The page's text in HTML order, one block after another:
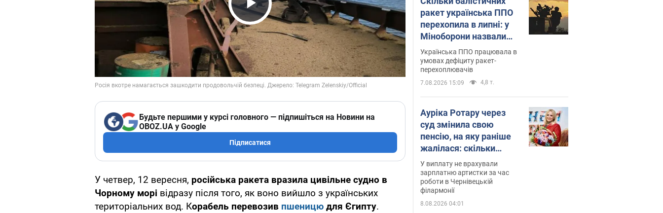
Play Video
Будьте першими у курсі головного — підпишіться на Новини на
OBOZ.UA у Google
Підписатися
У четвер, 12 вересня, російська ракета вразила цивільне судно в
Чорному морі відразу після того, як воно вийшло з українських
територіальних вод. Корабель перевозив пшеницю для Єгипту.
ракет українська ППО
перехопила в липні: у
Міноборони назвали
цифру
Українська ППО працювала в
умовах дефіциту ракет-
перехоплювачів
7.08.2026 15:09 4,8 т.
Ауріка Ротару через
суд змінила свою
пенсію, на яку раніше
жалілася: скільки
отримувала співачка
У виплату не врахували
зарплатню артистки за час
роботи в Чернівецькій
філармонії
8.08.2026 04:01